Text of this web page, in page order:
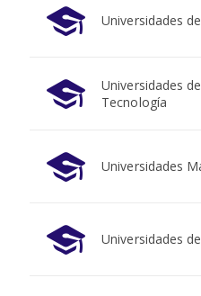
Universidades
Universidades
Tecnología
Universidades
Universidades